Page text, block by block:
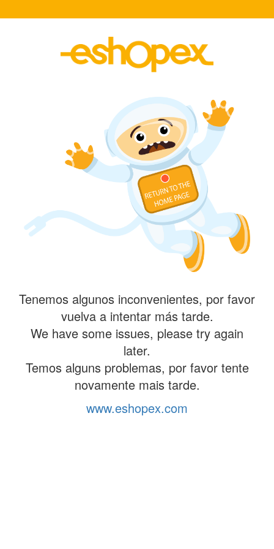
Tenemos algunos inconvenientes, por favor
vuelva a intentar más tarde.
We have some issues, please try again
later.
Temos alguns problemas, por favor tente
novamente mais tarde.
www.eshopex.com